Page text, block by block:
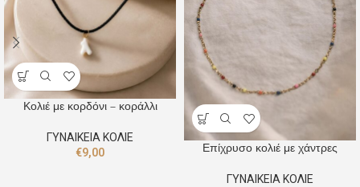
Κολιέ με κορδόνι – κοράλλι
ΓΥΝΑΙΚΕΙΑ ΚΟΛΙΕ
€9,00 Επίχρυσο κολιέ με χάντρες
ΓΥΝΑΙΚΕΙΑ ΚΟΛΙΕ